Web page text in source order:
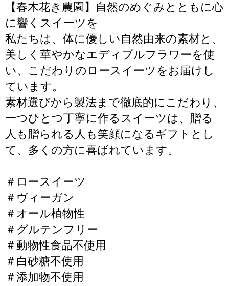
【春木花き農園】自然のめぐみとともに心
に響くスイーツを
私たちは、体に優しい自然由来の素材と、
美しく華やかなエディブルフラワーを使
い、こだわりのロースイーツをお届けし
ています。
素材選びから製法まで徹底的にこだわり、
一つひとつ丁寧に作るスイーツは、贈る
人も贈られる人も笑顔になるギフトとし
て、多くの方に喜ばれています。
＃ロースイーツ
＃ヴィーガン
＃オール植物性
＃グルテンフリー
＃動物性食品不使用
＃白砂糖不使用
＃添加物不使用